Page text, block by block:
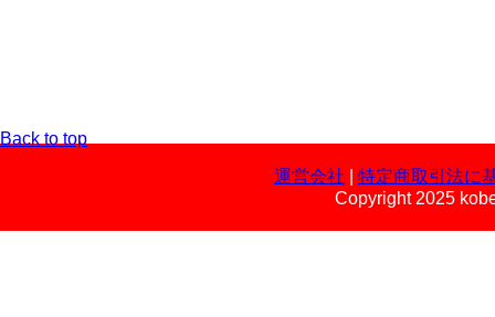
Back to top
運営会社
特定商取引法に
Copyright 2025